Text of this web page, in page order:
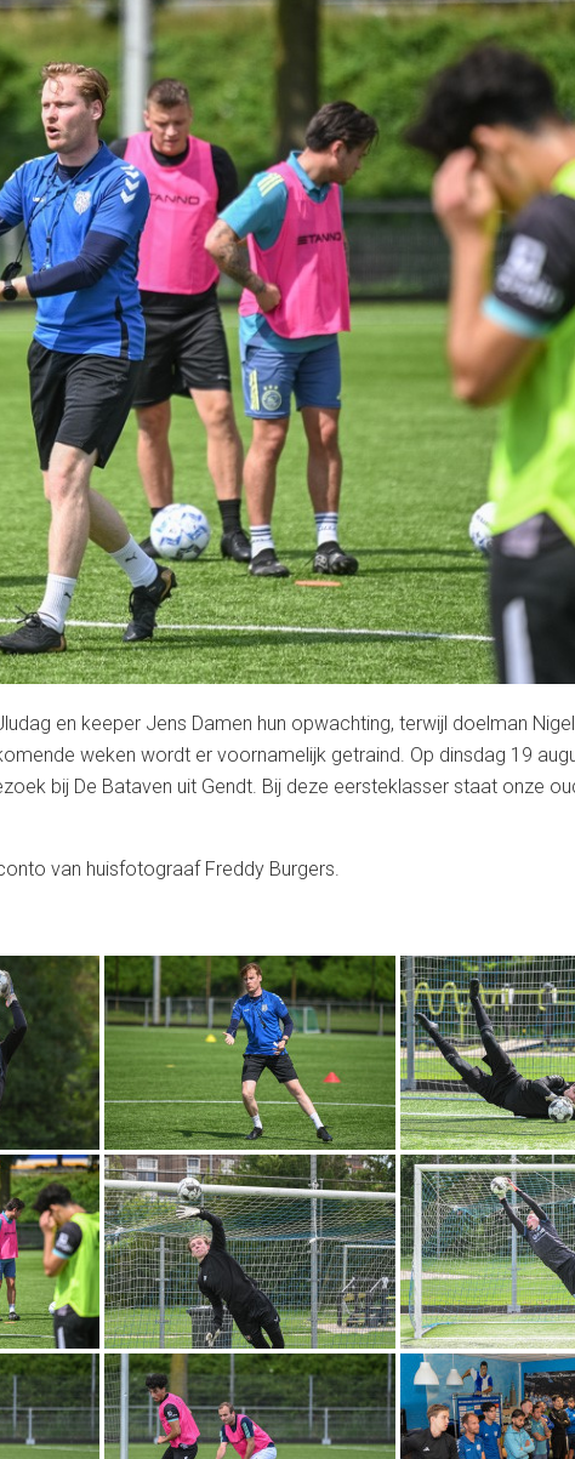
en keeper Jens Damen hun opwachting, terwijl doelman
weken wordt er voornamelijk getraind. Op dinsdag 19
bij De Bataven uit Gendt. Bij deze eersteklasser staat onze
van huisfotograaf Freddy Burgers.